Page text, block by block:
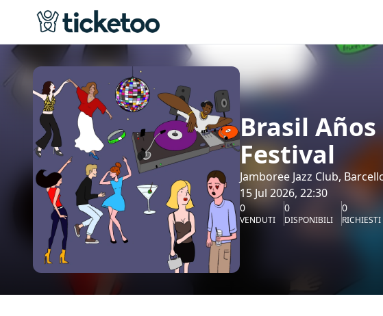
Brasil Años
Festival
Jamboree Jazz Club,
15 Jul 2026, 22:30
0
VENDUTI
0
DISPONIBILI
0
RICHIESTI